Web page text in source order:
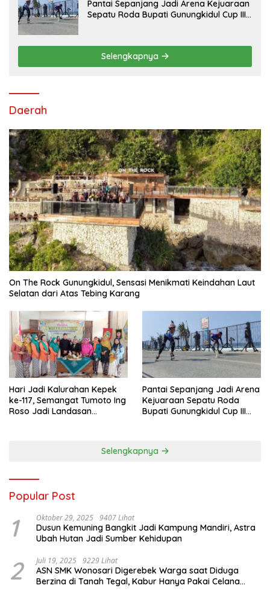
Pantai Sepanjang Jadi Arena Kejuaraan
Sepatu Roda Bupati Gunungkidul Cup III
Selengkapnya
Daerah
On The Rock Gunungkidul, Sensasi Menikmati Keindahan Laut
Selatan dari Atas Tebing Karang
Hari Jadi Kalurahan Kepek
ke-117, Semangat Tumoto Ing
Roso Jadi Landasan
Pantai Sepanjang Jadi Arena
Kejuaraan Sepatu Roda
Bupati Gunungkidul Cup III
Selengkapnya
Popular Post
1 Oktober 29, 2025 9407 Lihat
Dusun Kemuning Bangkit Jadi Kampung Mandiri, Astra
Ubah Hutan Jadi Sumber Kehidupan
2 Juli 19, 2025 9229 Lihat
ASN SMK Wonosari Digerebek Warga saat Diduga
Berzina di Tanah Tegal, Kabur Hanya Pakai Celana